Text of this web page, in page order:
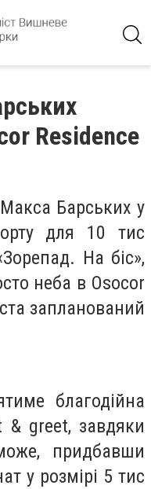
Residence
Барських у
для 10 тис
На біс»,
неба в Osocor
запланований
благодійна
& greet, завдяки
придбавши
у розмірі 5 тис